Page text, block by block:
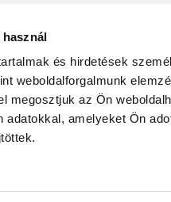
és hirdetések
weboldalforgalmunk
megosztjuk az Ön
adatokkal, amelyeket Ön
|